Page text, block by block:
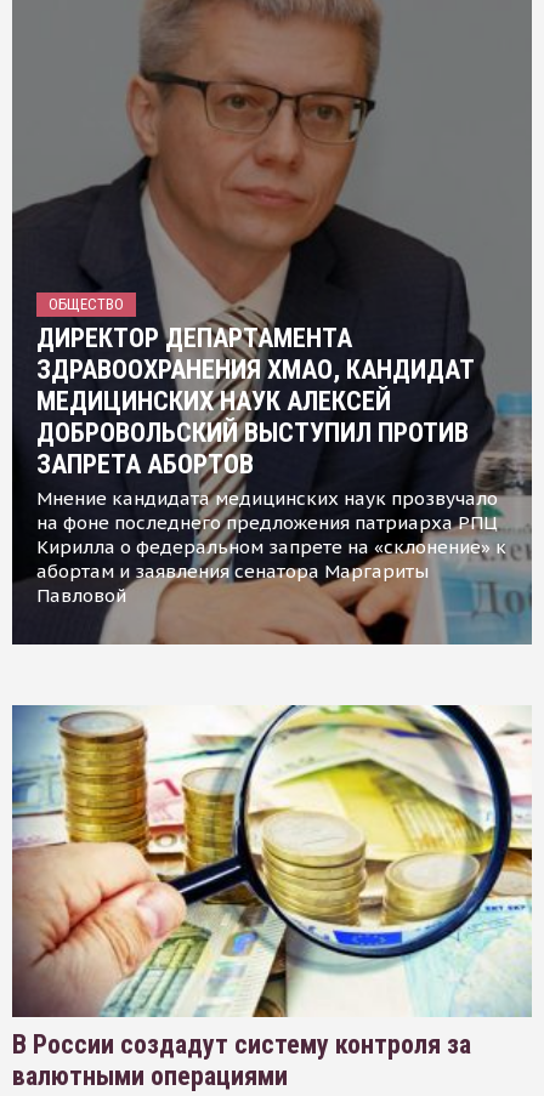
ОБЩЕСТВО
ДИРЕКТОР ДЕПАРТАМЕНТА
ЗДРАВООХРАНЕНИЯ ХМАО, КАНДИДАТ
МЕДИЦИНСКИХ НАУК АЛЕКСЕЙ
ДОБРОВОЛЬСКИЙ ВЫСТУПИЛ ПРОТИВ
ЗАПРЕТА АБОРТОВ
Мнение кандидата медицинских наук прозвучало
на фоне последнего предложения патриарха РПЦ
Кирилла о федеральном запрете на «склонение» к
абортам и заявления сенатора Маргариты
Павловой
В России создадут систему контроля за
валютными операциями